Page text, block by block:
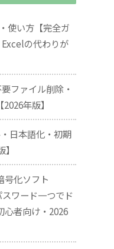
使い方【完全ガ
の代わりが
ファイル削除・
年版】
日本語化・初期
号化ソフト
ワード一つでド
心者向け・2026